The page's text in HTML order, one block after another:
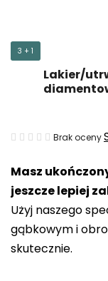
Masz
jeszcze lepiej
Użyj naszego
gąbkowym i
skutecznie.
3 + 1
Lakier/
Średnia
produktu
wynosi
0,0
na
5
Brak oceny